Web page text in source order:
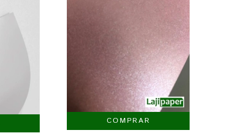
COMPRAR